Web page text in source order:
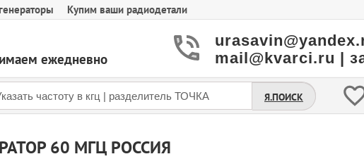
Купим ваши радиодетали
ежедневно
mail@kvarci.ru |
Я.ПОИСК
60 МГЦ РОССИЯ